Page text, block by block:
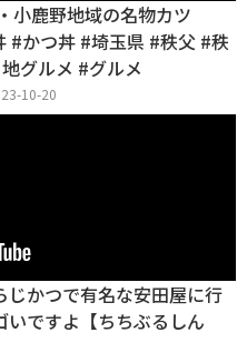
小鹿野地域の名物カツ
#かつ丼 #埼玉県 #秩父 #秩
グルメ #グルメ
10-20
かつで有名な安田屋に行
いですよ【ちちぶるしん